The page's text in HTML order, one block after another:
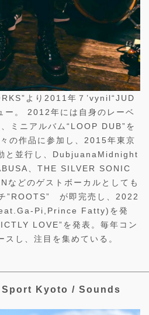
より2011年７’vynil“JUD
ー。 2012年には自身のレーベ
ミニアルバム“LOOP DUB”を
の作品に参加し、2015年東京
と並行し、DubjuanaMidnight
、THE SILVER SONIC
などのゲストボーカルとしても
”ROOTS” が即完売し、2022
Pi,Prince Fatty)を発
LOVE”を発表。毎年コン
スし、注目を集めている。
Kyoto / Sounds